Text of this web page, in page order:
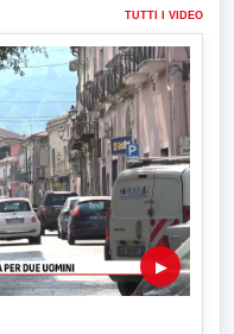
TUTTI I VIDEO
▶